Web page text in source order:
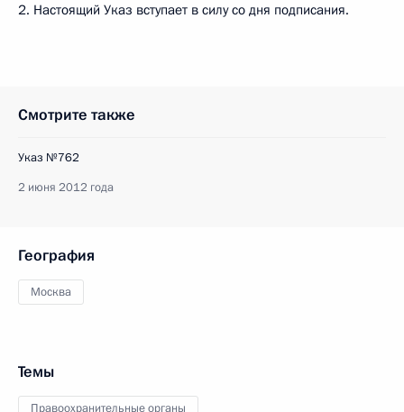
2. Настоящий Указ вступает в силу со дня подписания.
Смотрите также
Указ №762
2 июня 2012 года
География
Москва
Темы
Правоохранительные органы